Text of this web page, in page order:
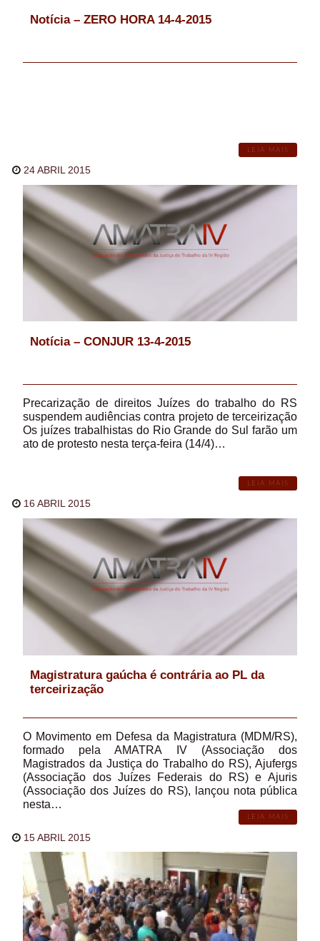
Notícia – ZERO HORA 14-4-2015
LEIA MAIS
24 ABRIL 2015
Notícia – CONJUR 13-4-2015
Precarização de direitos Juízes do trabalho do RS
suspendem audiências contra projeto de terceirização
Os juízes trabalhistas do Rio Grande do Sul farão um
ato de protesto nesta terça-feira (14/4)…
LEIA MAIS
16 ABRIL 2015
Magistratura gaúcha é contrária ao PL da
terceirização
O Movimento em Defesa da Magistratura (MDM/RS),
formado pela AMATRA IV (Associação dos
Magistrados da Justiça do Trabalho do RS), Ajufergs
(Associação dos Juízes Federais do RS) e Ajuris
(Associação dos Juízes do RS), lançou nota pública
nesta…
LEIA MAIS
15 ABRIL 2015